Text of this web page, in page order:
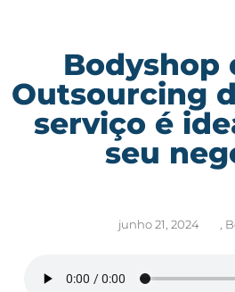
Bodyshop
Outsourcing
serviço é
seu
junho 21, 2024